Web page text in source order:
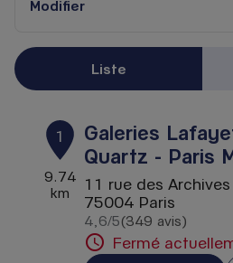
Modifier
Liste
1
9.74
km
Galeries
Quartz - Paris
11 rue des Archives
75004 Paris
4,6/5 Note de 4.6 sur 5
(349 avis)
Fermé